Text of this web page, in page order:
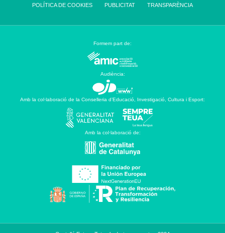
POLÍTICA DE COOKIES PUBLICITAT TRANSPARÈNCIA
Formem part de:
Audiència:
Amb la col·laboració de la Conselleria d’Educació, Investigació, Cultura i Esport:
Amb la col·laboració de: